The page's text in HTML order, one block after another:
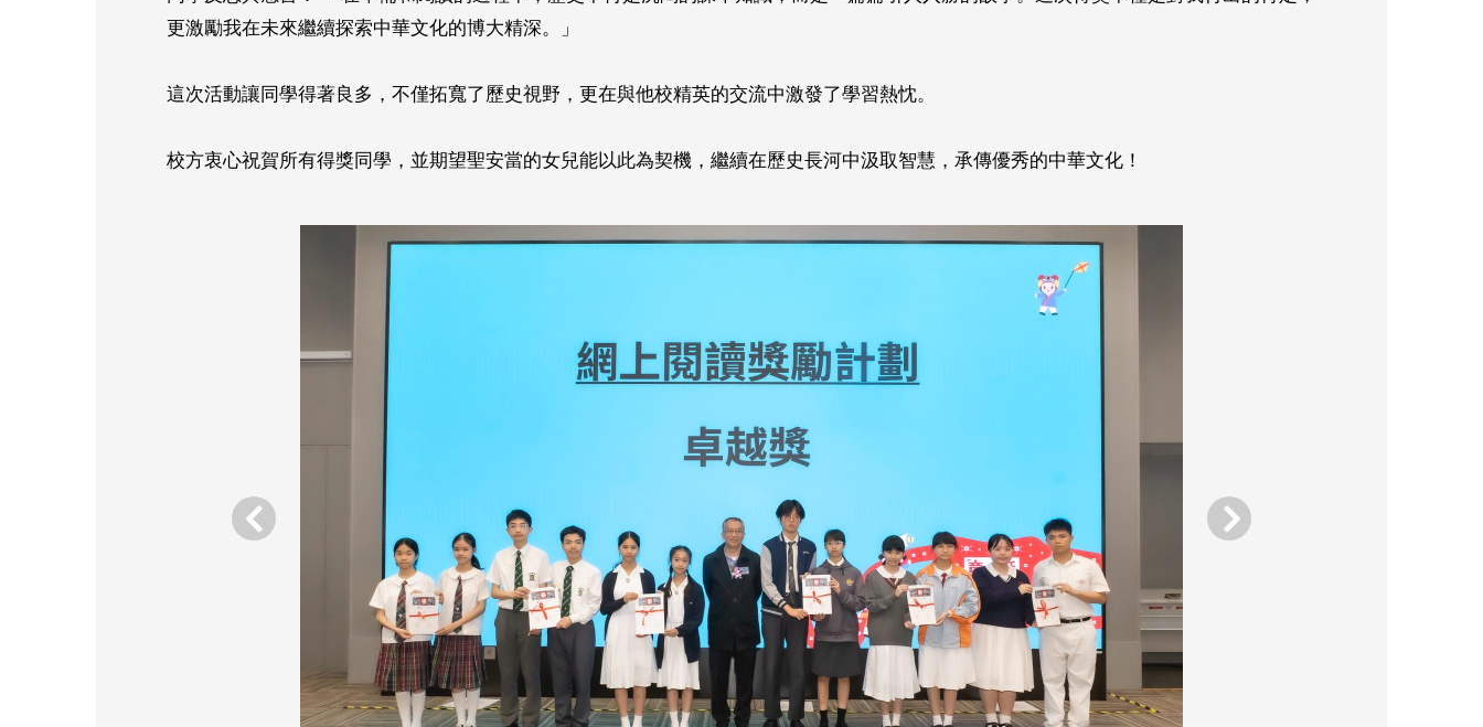
更激勵我在未來繼續探索中華文化的博大精深。」
這次活動讓同學得著良多，不僅拓寬了歷史視野，更在與他校精英的交流中激發了學習熱忱。
校方衷心祝賀所有得獎同學，並期望聖安當的女兒能以此為契機，繼續在歷史長河中汲取智慧，承傳優秀的中華文化！